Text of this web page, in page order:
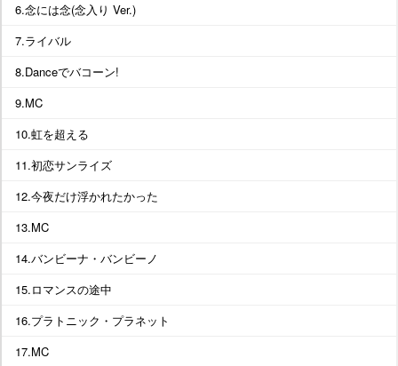
6.念には念(念入り Ver.)
7.ライバル
8.Danceでバコーン!
9.MC
10.虹を超える
11.初恋サンライズ
12.今夜だけ浮かれたかった
13.MC
14.バンビーナ・バンビーノ
15.ロマンスの途中
16.プラトニック・プラネット
17.MC